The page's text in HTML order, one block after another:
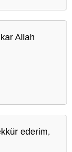
Allah
ederim,